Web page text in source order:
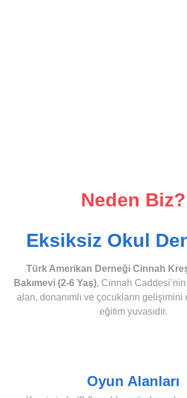
Neden Biz?
Eksiksiz Okul
Türk Amerikan Derneği Cinnah
Bakımevi (2-6 Yaş), Cinnah
alan, donanımlı ve çocukların
eğitim yuvasıdır.
Oyun Alanları